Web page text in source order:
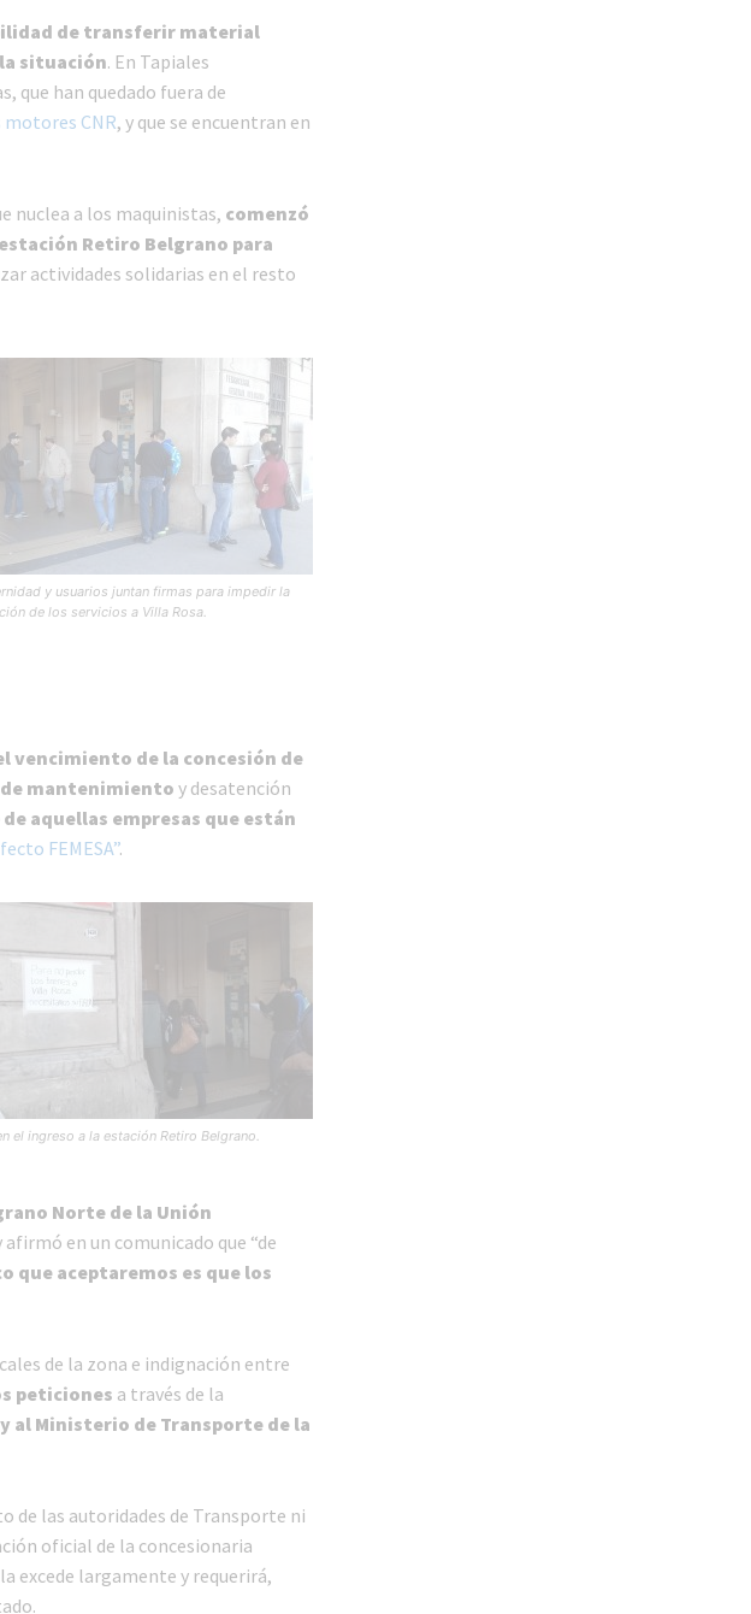
de transferir material
situación. En Tapiales
que han quedado fuera de
CNR, y que se encuentran en
nuclea a los maquinistas, comenzó
Retiro Belgrano para
actividades solidarias en el resto
y usuarios juntan firmas para impedir la
de los servicios a Villa Rosa.
vencimiento de la concesión de
mantenimiento y desatención
aquellas empresas que están
FEMESA”.
el ingreso a la estación Retiro Belgrano.
Norte de la Unión
afirmó en un comunicado que “de
que aceptaremos es que los
de la zona e indignación entre
peticiones a través de la
al Ministerio de Transporte de la
de las autoridades de Transporte ni
oficial de la concesionaria
excede largamente y requerirá,